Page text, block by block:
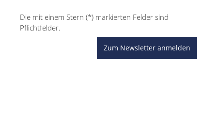
Die mit einem Stern (*) markierten Felder sind
Pflichtfelder.
Zum Newsletter anmelden